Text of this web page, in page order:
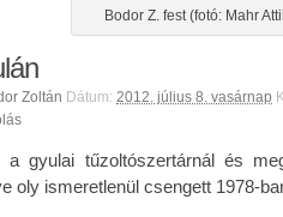
Bodor Z. fest (fotó: Mahr
Zoltán Dátum: 2012. július 8. vasárnap
a gyulai tűzoltószertárnál és
oly ismeretlenül csengett 1978-